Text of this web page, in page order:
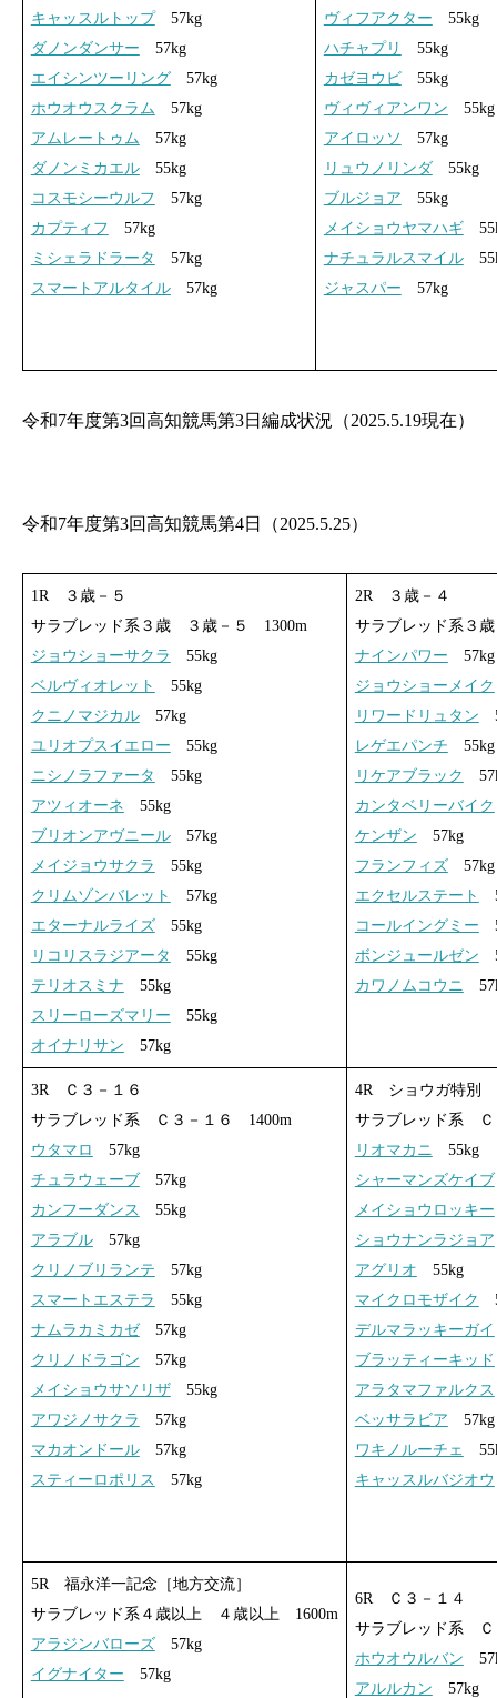
キャッスルトップ57kg
ダノンダンサー 57kg
エイシンツーリング57kg
ホウオウスクラム 57kg
アムレートゥム 57kg
ダノンミカエル55kg
コスモシーウルフ 57kg
カプティフ 57kg
ミシェラドラータ
57kg
スマートアルタイル57kg
ヴィフアクター 55kg
ハチャプリ
55kg
カゼヨウビ55kg
ヴィヴィアンワン 55kg
アイロッソ
57kg
リュウノリンダ55kg
ブルジョア 55kg
メイショウヤマハギ
ナチュラルスマイル
ジャスパー 57kg
令和7年度第3回高知競馬第3日編成状況（2025.5.19現在）
令和7年度第3回高知競馬第4日（2025.5.25）
1R ３歳－５
サラブレッド系３歳 ３歳－５ 1300m
ジョウショーサクラ
55kg
ベルヴィオレット
55kg
クニノマジカル57kg
ユリオプスイエロー 55kg
ニシノラファータ
55kg
アツィオーネ 55kg
ブリオンアヴニール57kg
メイジョウサクラ
55kg
クリムゾンバレット
57kg
エターナルライズ55kg
リコリスラジアータ
55kg
テリオスミナ 55kg
スリーローズマリー 55kg
オイナリサン 57kg
2R ３歳－４
サラブレッド系３
ナインパワー 57kg
ジョウショーメイク
リワードリュタン
レゲエパンチ 55kg
リケアブラック
カンタベリーバイク
ケンザン 57kg
フランフィズ57kg
エクセルステート
コールイングミー
ボンジュールゼン
カワノムコウニ
3R Ｃ３－１６
サラブレッド系 Ｃ３－１６ 1400m
ウタマロ
57kg
チュラウェーブ 57kg
カンフーダンス
55kg
アラブル57kg
クリノブリランテ 57kg
スマートエステラ
55kg
ナムラカミカゼ57kg
クリノドラゴン 57kg
メイショウサソリザ55kg
アワジノサクラ
57kg
マカオンドール57kg
スティーロポリス
57kg
4R ショウガ特別
サラブレッド系
リオマカニ 55kg
シャーマンズケイブ
メイショウロッキー
ショウナンラジョア
アグリオ 55kg
マイクロモザイク
デルマラッキーガイ
ブラッティーキッド
アラタマファルクス
ベッサラビア 57kg
ワキノルーチェ
キャッスルバジオウ
5R 福永洋一記念［地方交流］
サラブレッド系４歳以上 ４歳以上 1600m
アラジンバローズ57kg
イグナイター 57kg
6R Ｃ３－１４
サラブレッド系
ホウオウルバン
アルルカン 57kg